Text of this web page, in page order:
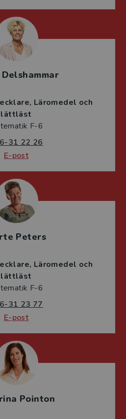
Läromedel och
lättläst
F-6
31 22 26
E-post
Peters
Läromedel och
lättläst
F-6
31 23 77
E-post
Pointon